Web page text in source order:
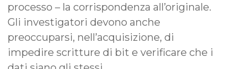
processo – la corrispondenza all’originale.
Gli investigatori devono anche
preoccuparsi, nell’acquisizione, di
impedire scritture di bit e verificare che i